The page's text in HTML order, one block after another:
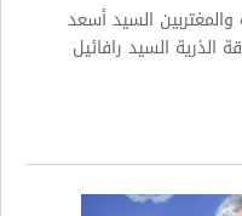
السيد أسعد
الذرية السيد رافائيل